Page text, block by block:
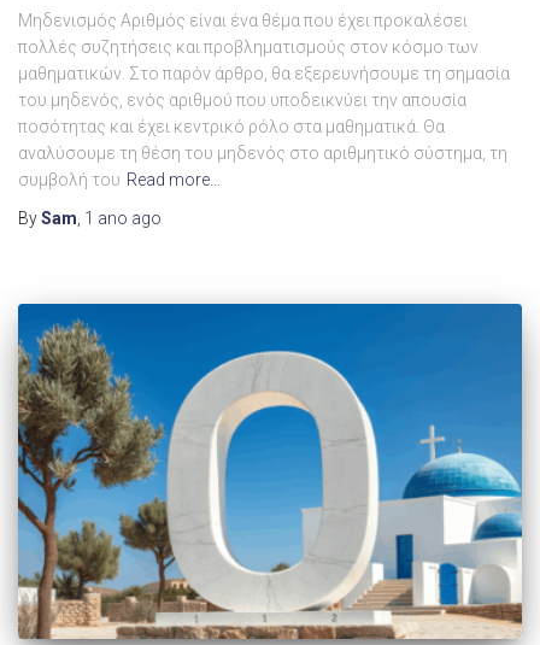
Μηδενισμός Αριθμός είναι ένα θέμα που έχει προκαλέσει
πολλές συζητήσεις και προβληματισμούς στον κόσμο των
μαθηματικών. Στο παρόν άρθρο, θα εξερευνήσουμε τη σημασία
του μηδενός, ενός αριθμού που υποδεικνύει την απουσία
ποσότητας και έχει κεντρικό ρόλο στα μαθηματικά. Θα
αναλύσουμε τη θέση του μηδενός στο αριθμητικό σύστημα, τη
συμβολή του Read more…
BySam 1 ano ago